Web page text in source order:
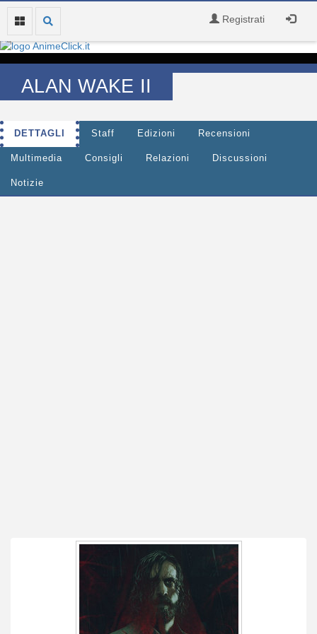
Registrati
ALAN WAKE II
DETTAGLI Staff Edizioni Recensioni
Multimedia Consigli Relazioni Discussioni
Notizie